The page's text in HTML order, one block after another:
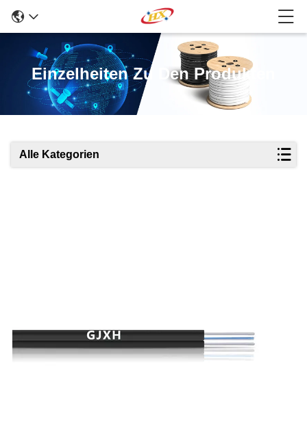
Einzelheiten Zu Den Produkten
Alle Kategorien